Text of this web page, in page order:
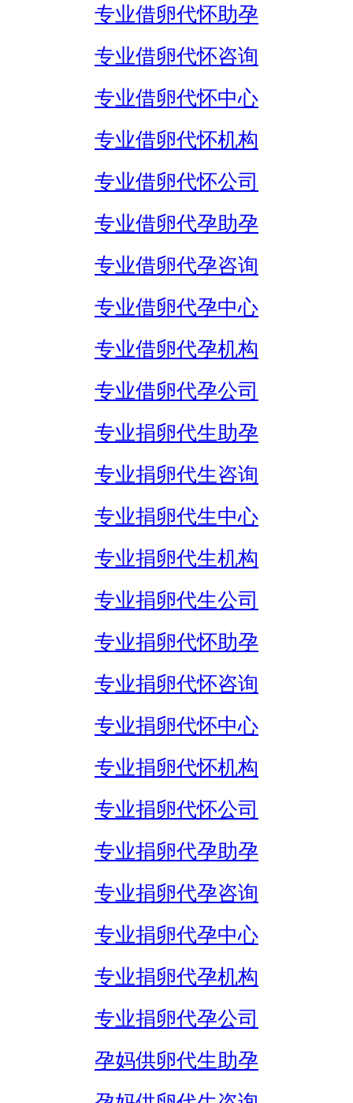
专业借卵代怀助孕
专业借卵代怀咨询
专业借卵代怀中心
专业借卵代怀机构
专业借卵代怀公司
专业借卵代孕助孕
专业借卵代孕咨询
专业借卵代孕中心
专业借卵代孕机构
专业借卵代孕公司
专业捐卵代生助孕
专业捐卵代生咨询
专业捐卵代生中心
专业捐卵代生机构
专业捐卵代生公司
专业捐卵代怀助孕
专业捐卵代怀咨询
专业捐卵代怀中心
专业捐卵代怀机构
专业捐卵代怀公司
专业捐卵代孕助孕
专业捐卵代孕咨询
专业捐卵代孕中心
专业捐卵代孕机构
专业捐卵代孕公司
孕妈供卵代生助孕